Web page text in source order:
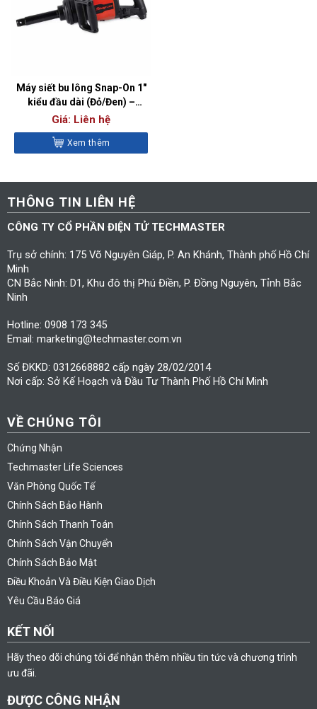
Máy siết bu lông Snap-On 1″
kiểu đầu dài (Đỏ/Đen) –
PT1800AL
Giá: Liên hệ
Xem thêm
THÔNG TIN LIÊN HỆ
CÔNG TY CỔ PHẦN ĐIỆN TỬ TECHMASTER
Trụ sở chính: 175 Võ Nguyên Giáp, P. An Khánh, Thành phố Hồ Chí
Minh
CN Bắc Ninh: D1, Khu đô thị Phú Điền, P. Đồng Nguyên, Tỉnh Bắc
Ninh
Hotline: 0908 173 345
Email: marketing@techmaster.com.vn
Số ĐKKD: 0312668882 cấp ngày 28/02/2014
Nơi cấp: Sở Kế Hoạch và Đầu Tư Thành Phố Hồ Chí Minh
VỀ CHÚNG TÔI
Chứng Nhận
Techmaster Life Sciences
Văn Phòng Quốc Tế
Chính Sách Bảo Hành
Chính Sách Thanh Toán
Chính Sách Vận Chuyển
Chính Sách Bảo Mật
Điều Khoản Và Điều Kiện Giao Dịch
Yêu Cầu Báo Giá
KẾT NỐI
Hãy theo dõi chúng tôi để nhận thêm nhiều tin tức và chương trình
ưu đãi.
ĐƯỢC CÔNG NHẬN